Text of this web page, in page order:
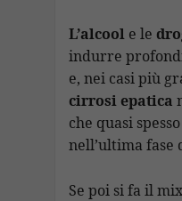
L’alcoole le
indurre
e, nei casi più
cirrosi epatica
che quasi
nell’ultima fase
Se poi si fa il